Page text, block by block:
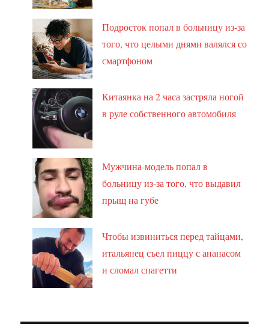
Подросток попал в больницу из-за
того, что целыми днями валялся со
смартфоном
Китаянка на 2 часа застряла ногой
в руле собственного автомобиля
Мужчина-модель попал в
больницу из-за того, что выдавил
прыщ на губе
Чтобы извиниться перед тайцами,
итальянец съел пиццу с ананасом
и сломал спагетти